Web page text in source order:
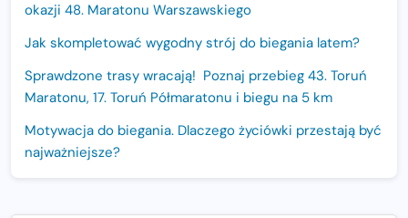
okazji 48. Maratonu Warszawskiego
Jak skompletować wygodny strój do biegania latem?
Sprawdzone trasy wracają! Poznaj przebieg 43. Toruń
Maratonu, 17. Toruń Półmaratonu i biegu na 5 km
Motywacja do biegania. Dlaczego życiówki przestają być
najważniejsze?